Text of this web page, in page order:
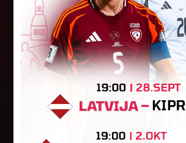
"Riga FC Women" liek
pasvīst dānietēm
Latvijas čempions sieviešu futbolā
Women" trešdien aizvadīja UEFA
kvalifikācijas otrās kārtas pusfināla
pret "HB Køge". Cīņā pret...
05.